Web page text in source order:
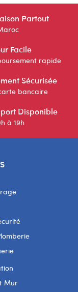
Partout
Facile
rapide
Sécurisée
bancaire
Disponible
à 19h
Mur